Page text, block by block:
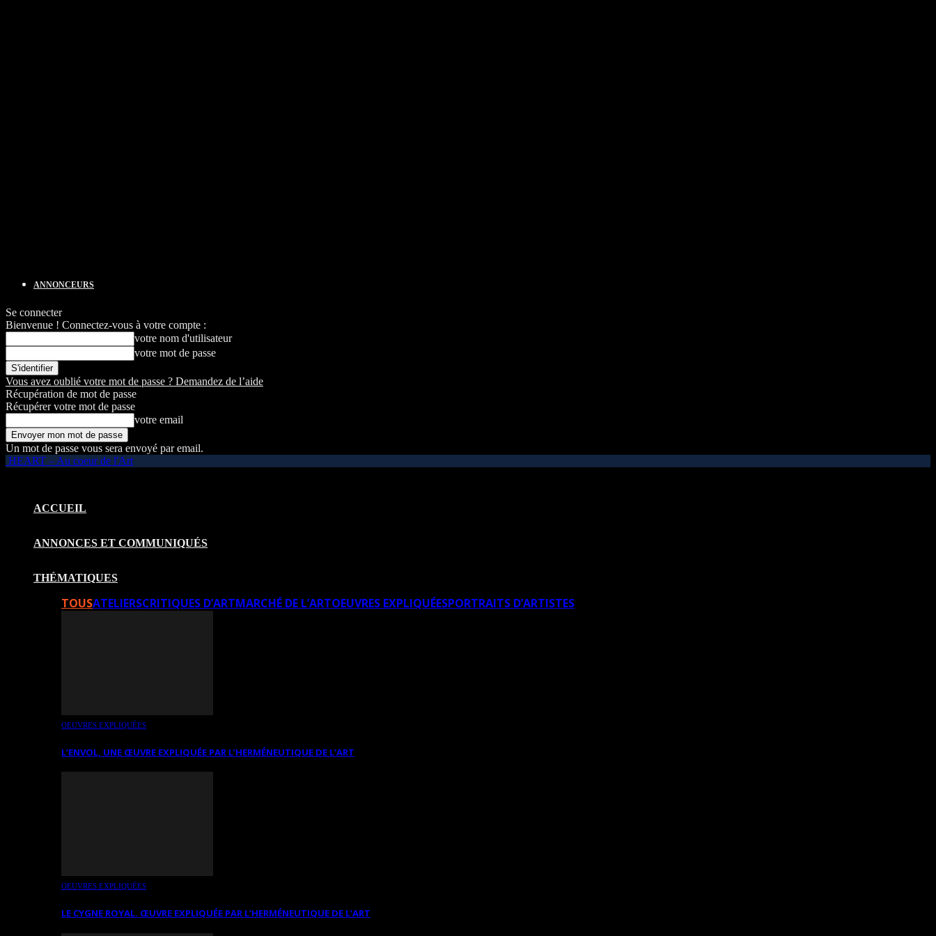
ANNONCEURS
Se connecter
Bienvenue ! Connectez-vous à votre compte :
votre nom d'utilisateur
votre mot de passe
Vous avez oublié votre mot de passe ? Demandez de l’aide
Récupération de mot de passe
Récupérer votre mot de passe
votre email
Un mot de passe vous sera envoyé par email.
HEART – Au coeur de l'Art
ACCUEIL
ANNONCES ET COMMUNIQUÉS
THÉMATIQUES
TOUSATELIERSCRITIQUES D’ARTMARCHÉ DE L’ARTOEUVRES EXPLIQUÉESPORTRAITS D’ARTISTES
OEUVRES EXPLIQUÉES
L’ENVOL, UNE ŒUVRE EXPLIQUÉE PAR L’HERMÉNEUTIQUE DE L’ART
OEUVRES EXPLIQUÉES
LE CYGNE ROYAL. ŒUVRE EXPLIQUÉE PAR L’HERMÉNEUTIQUE DE L’ART